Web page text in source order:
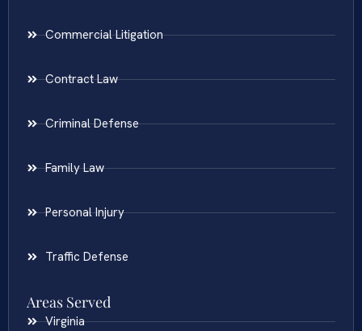
Commercial Litigation
Contract Law
Criminal Defense
Family Law
Personal Injury
Traffic Defense
Areas Served
Virginia